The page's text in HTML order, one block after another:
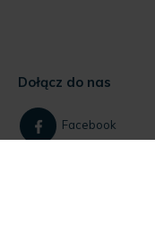
Dołącz do nas
Facebook